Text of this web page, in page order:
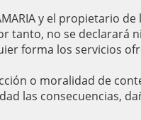
y el propietario de
tanto, no se declarará
forma los servicios
o moralidad de
las consecuencias,